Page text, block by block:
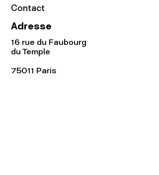
Contact
Adresse
16 rue du Faubourg
du Temple
75011 Paris